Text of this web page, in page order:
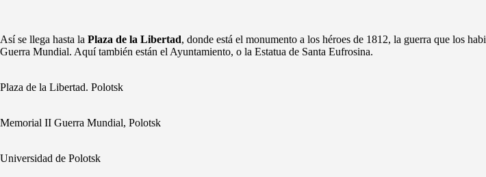
Así se llega hasta la Plaza de la Libertad, donde está el monumento a los héroes de 1812, la guerra que los
Guerra Mundial. Aquí también están el Ayuntamiento, o la Estatua de Santa Eufrosina.
Plaza de la Libertad. Polotsk
Memorial II Guerra Mundial, Polotsk
Universidad de Polotsk